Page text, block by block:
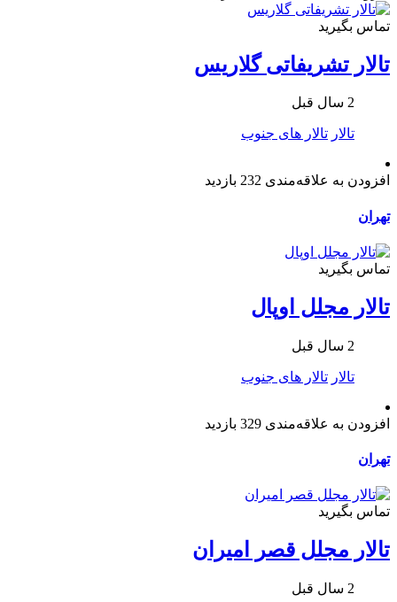
تماس بگیرید
تالار تشریفاتی گلاریس
2 سال قبل
تالار تالار های جنوب
افزودن به علاقه‌مندی 232 بازدید
تهران
تماس بگیرید
تالار مجلل اوپال
2 سال قبل
تالار تالار های جنوب
افزودن به علاقه‌مندی 329 بازدید
تهران
تماس بگیرید
تالار مجلل قصر امیران
2 سال قبل